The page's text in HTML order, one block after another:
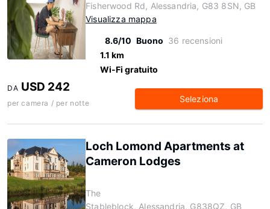
Fisherwood Rd, Alessandria, G83 8SN, GB
Visualizza mappa
8.6/10 Buono 36 recensioni
1.1 km
Wi-Fi gratuito
DA USD 242
per camera / per notte Seleziona
Loch Lomond Apartments at
Cameron Lodges
The
Stableblock, Alessandria, G838QZ, GB